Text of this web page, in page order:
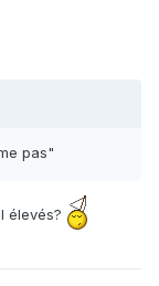
pas"
élevés?